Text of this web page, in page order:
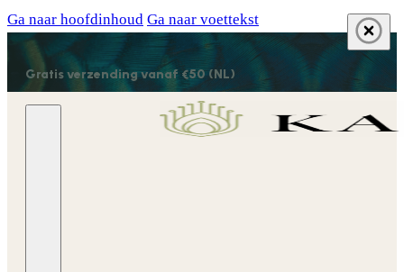
Ga naar hoofdinhoud Ga naar voettekst
Gratis verzending vanaf €50 (NL)